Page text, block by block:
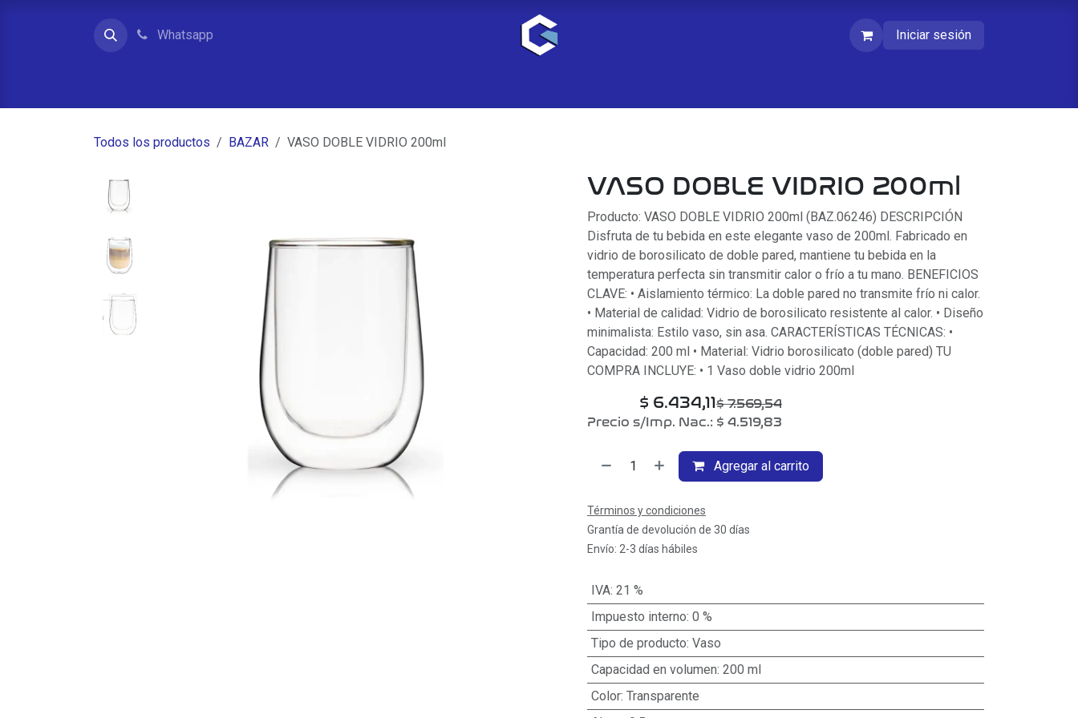
Whatsapp
Iniciar sesión
Todos los productos BAZAR VASO DOBLE VIDRIO 200ml
VASO DOBLE VIDRIO 200ml
Producto: VASO DOBLE VIDRIO 200ml (BAZ.06246) DESCRIPCIÓN
Disfruta de tu bebida en este elegante vaso de 200ml. Fabricado en
vidrio de borosilicato de doble pared, mantiene tu bebida en la
temperatura perfecta sin transmitir calor o frío a tu mano. BENEFICIOS
CLAVE: • Aislamiento térmico: La doble pared no transmite frío ni calor.
• Material de calidad: Vidrio de borosilicato resistente al calor. • Diseño
minimalista: Estilo vaso, sin asa. CARACTERÍSTICAS TÉCNICAS: •
Capacidad: 200 ml • Material: Vidrio borosilicato (doble pared) TU
COMPRA INCLUYE: • 1 Vaso doble vidrio 200ml
$ 6.434,11$7.569,54
Precio s/Imp. Nac.: $ 4.519,83
Agregar al carrito
Términos y condiciones
Grantía de devolución de 30 días
Envío: 2-3 días hábiles
IVA: 21 %
Impuesto interno: 0 %
Tipo de producto: Vaso
Capacidad en volumen: 200 ml
Color: Transparente